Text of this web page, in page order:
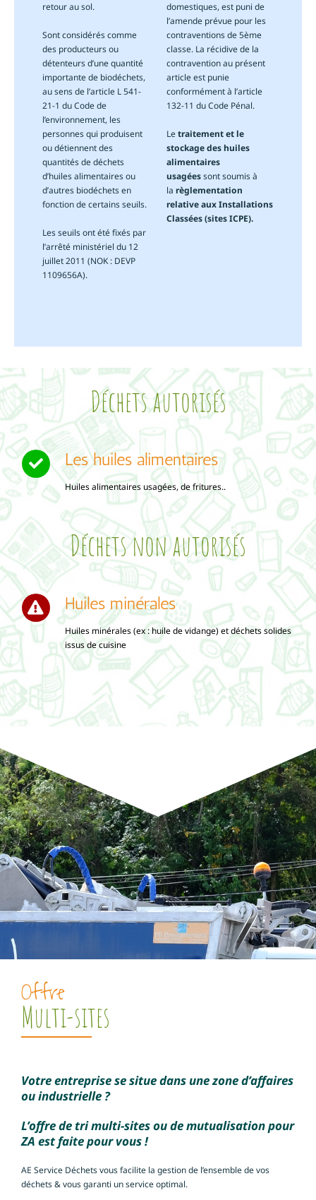
retour au sol.
Sont considérés comme
des producteurs ou
détenteurs d’une quantité
importante de biodéchets,
au sens de l’article L 541-
21-1 du Code de
l’environnement, les
personnes qui produisent
ou détiennent des
quantités de déchets
d’huiles alimentaires ou
d’autres biodéchets en
fonction de certains seuils.
Les seuils ont été fixés par
l’arrêté ministériel du 12
juillet 2011 (NOK : DEVP
1109656A).
domestiques, est puni de
l’amende prévue pour les
contraventions de 5ème
classe. La récidive de la
contravention au présent
article est punie
conformément à l’article
132-11 du Code Pénal.
Letraitement et le
stockage des huiles
alimentaires
usagéessont soumis à
la règlementation
relative aux Installations
Classées (sites ICPE).
Déchets autorisés
Les huiles alimentaires
Huiles alimentaires usagées, de fritures..
Déchets non autorisés
Huiles minérales
Huiles minérales (ex : huile de vidange) et déchets solides
issus de cuisine
Offre
Multi-sites
Votre entreprise se situe dans une zone d’affaires
ou industrielle ?
L’offre de tri multi-sites ou de mutualisation pour
ZA est faite pour vous !
AE Service Déchets vous facilite la gestion de l’ensemble de vos
déchets & vous garanti un service optimal.